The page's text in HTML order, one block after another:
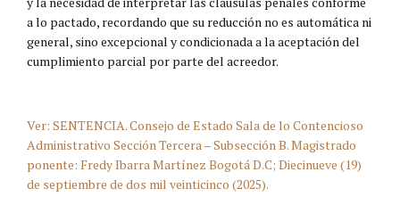
a lo pactado, recordando que su reducción no es automática ni
general, sino excepcional y condicionada a la aceptación del
cumplimiento parcial por parte del acreedor.
Ver: SENTENCIA. Consejo de Estado Sala de lo Contencioso
Administrativo Sección Tercera – Subsección B. Magistrado
ponente: Fredy Ibarra Martínez Bogotá D.C; Diecinueve (19)
de septiembre de dos mil veinticinco (2025).